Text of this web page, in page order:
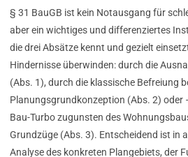
§ 31 BauGB ist kein Notausgang für
aber ein wichtiges und differenziertes
die drei Absätze kennt und gezielt
Hindernisse überwinden: durch die
(Abs. 1), durch die klassische Befreiung
Planungsgrundkonzeption (Abs. 2) oder
Bau-Turbo zugunsten des
Grundzüge (Abs. 3). Entscheidend ist in
Analyse des konkreten Plangebiets, der